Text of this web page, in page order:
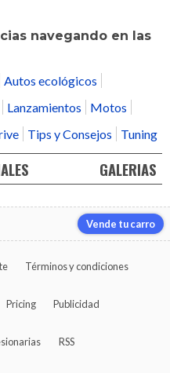
navegando en las
Autos ecológicos
Lanzamientos
Motos
Tips y Consejos Tuning
GALERIAS
Vende tu carro
Términos y condiciones
Pricing Publicidad
RSS